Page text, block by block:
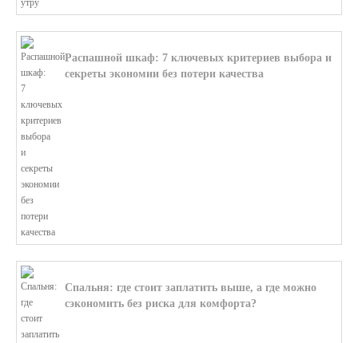
Распашной шкаф: 7 ключевых критериев выбора и
секреты экономии без потери качества
Спальня: где стоит заплатить выше, а где можно
сэкономить без риска для комфорта?